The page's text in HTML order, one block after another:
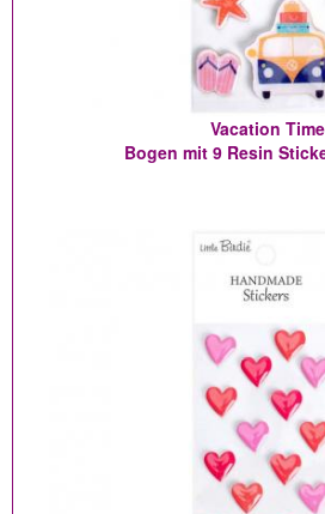
Vacation Time
Bogen mit 9 Resin